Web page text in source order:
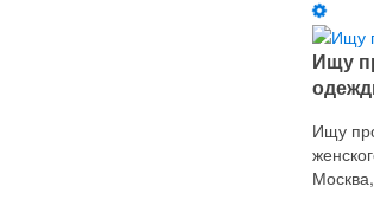
Ищу
Ищу